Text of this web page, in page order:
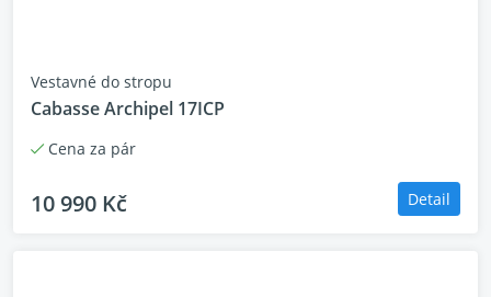
Vestavné do stropu
Cabasse Archipel 17ICP
Cena za pár
10 990 Kč Detail